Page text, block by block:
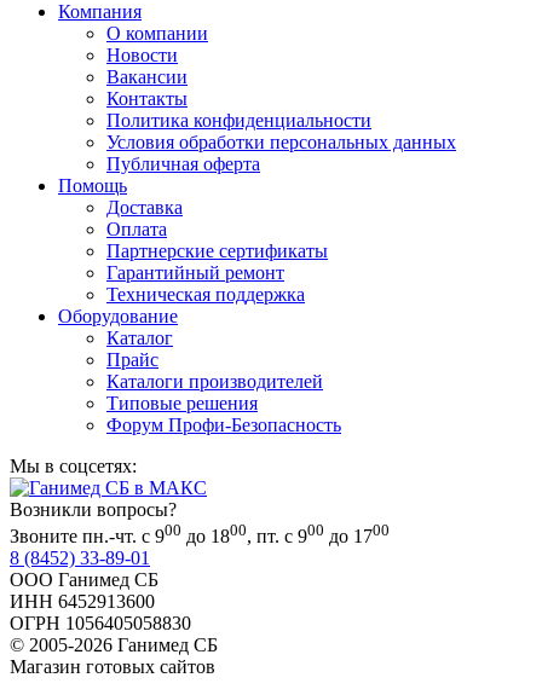
Компания
О компании
Новости
Вакансии
Контакты
Политика конфиденциальности
Условия обработки персональных данных
Публичная оферта
Помощь
Доставка
Оплата
Партнерские сертификаты
Гарантийный ремонт
Техническая поддержка
Оборудование
Каталог
Прайс
Каталоги производителей
Типовые решения
Форум Профи-Безопасность
Мы в соцсетях:
Возникли вопросы?
Звоните пн.-чт. с 900 до 1800, пт. с 900 до 1700
8 (8452) 33-89-01
ООО Ганимед СБ
ИНН 6452913600
ОГРН 1056405058830
© 2005-2026 Ганимед СБ
Магазин готовых сайтов